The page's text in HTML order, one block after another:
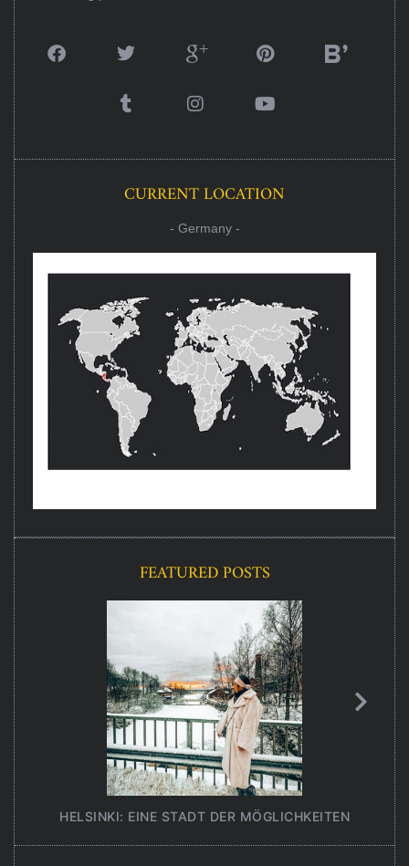
CURRENT LOCATION
- Germany -
FEATURED POSTS
HELSINKI: EINE STADT DER MÖGLICHKEITEN